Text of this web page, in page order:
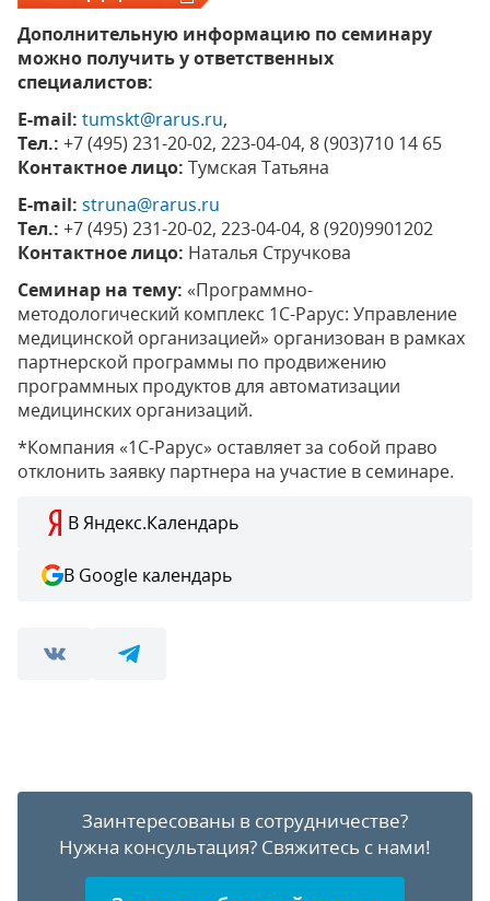
Дополнительную информацию по семинару
можно получить у ответственных
специалистов:
Е-mail: tumskt@rarus.ru,
Тел.: +7 (495) 231-20-02, 223-04-04, 8 (903)710 14 65
Контактное лицо: Тумская Татьяна
Е-mail: struna@rarus.ru
Тел.: +7 (495) 231-20-02, 223-04-04, 8 (920)9901202
Контактное лицо: Наталья Стручкова
Семинар на тему: «Программно-
методологический комплекс 1С-Рарус: Управление
медицинской организацией» организован в рамках
партнерской программы по продвижению
программных продуктов для автоматизации
медицинских организаций.
*Компания «1С-Рарус» оставляет за собой право
отклонить заявку партнера на участие в семинаре.
В Яндекс.Календарь
В Google календарь
Заинтересованы в сотрудничестве?
Нужна консультация? Свяжитесь с нами!